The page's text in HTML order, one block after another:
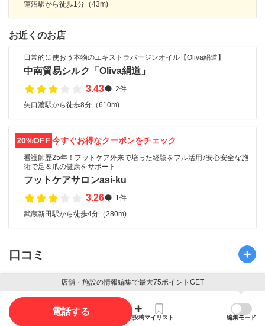
蓮沼駅から徒歩1分（43m)
お近くのお店
日常的に使おう本物のエキストラバージンオイル【Oliva絹道】
中南貿易シルク「Oliva絹道」
3.43
2件
矢口渡駅から徒歩8分（610m)
20%OFF 今すぐお得なクーポンをチェック
看護師歴25年！フットケア外来で培った経験をフル活用♪安心安全な施
術で足＆爪の健康をサポート
フットケアサロンasi-ku
3.26
1件
武蔵新田駅から徒歩4分（280m)
口コミ
口コミ投稿で最大85ポイント獲得できます
口コミを投稿する
店舗・施設の情報編集で最大75ポイントGET
電話する
投稿マイリスト 編集モード